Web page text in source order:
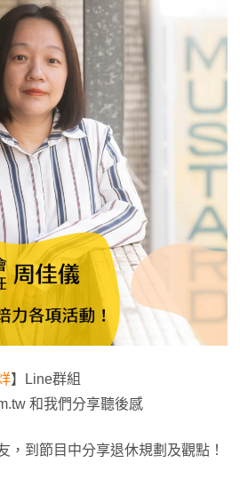
】Line群組
和我們分享聽後感
，到節目中分享退休規劃及觀點！